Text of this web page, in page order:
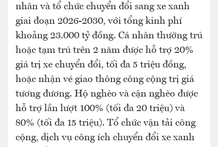
nhân và tổ chức chuyển đổi sang xe xanh
giai đoạn 2026-2030, với tổng kinh phí
khoảng 23.000 tỷ đồng. Cá nhân thường trú
hoặc tạm trú trên 2 năm được hỗ trợ 20%
giá trị xe chuyển đổi, tối đa 5 triệu đồng,
hoặc nhận vé giao thông công cộng trị giá
tương đương. Hộ nghèo và cận nghèo được
hỗ trợ lần lượt 100% (tối đa 20 triệu) và
80% (tối đa 15 triệu). Tổ chức vận tải công
cộng, dịch vụ công ích chuyển đổi xe xanh